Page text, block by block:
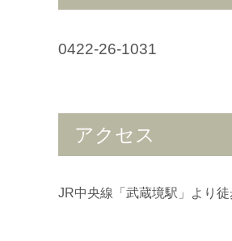
0422-26-1031
アクセス
JR中央線「武蔵境駅」より徒